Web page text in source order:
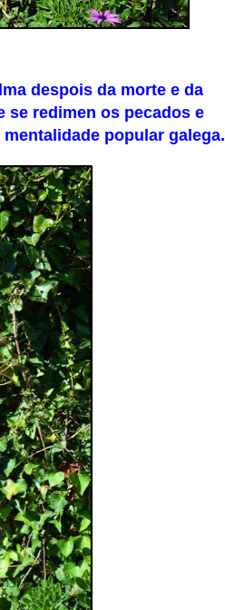
despois da morte e da
se redimen os pecados e
popular galega.